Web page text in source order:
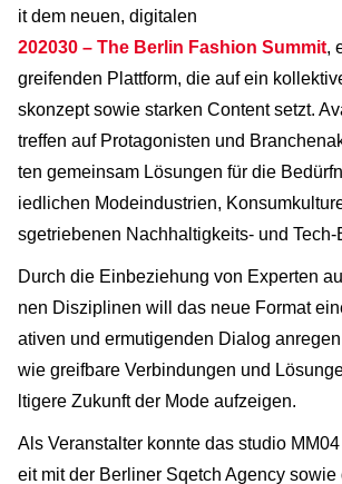
it dem neuen, digitalen
202030 – The Berlin Fashion Summit,
greifenden Plattform, die auf ein
skonzept sowie starken Content setzt.
treffen auf Protagonisten und
ten gemeinsam Lösungen für die
iedlichen Modeindustrien,
sgetriebenen Nachhaltigkeits- und Tech-
Durch die Einbeziehung von Experten
nen Disziplinen will das neue Format
ativen und ermutigenden Dialog
wie greifbare Verbindungen und
ltigere Zukunft der Mode aufzeigen.
Als Veranstalter konnte das studio
eit mit der Berliner Sqetch Agency